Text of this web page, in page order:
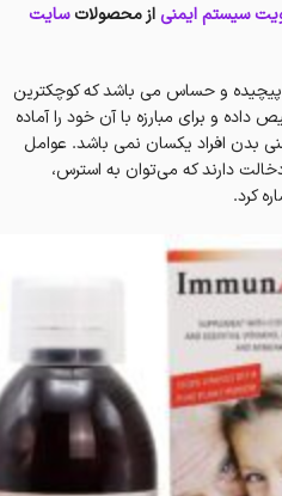
سیستم ایمنیاز محصولاتسایت
پیچیده و حساس می باشد که کوچکترین
داده و برای مبارزه با آن خود را آماده
بدن افراد یکسان نمی باشد. عوامل
دارند که می‌توان به استرس،
کرد.